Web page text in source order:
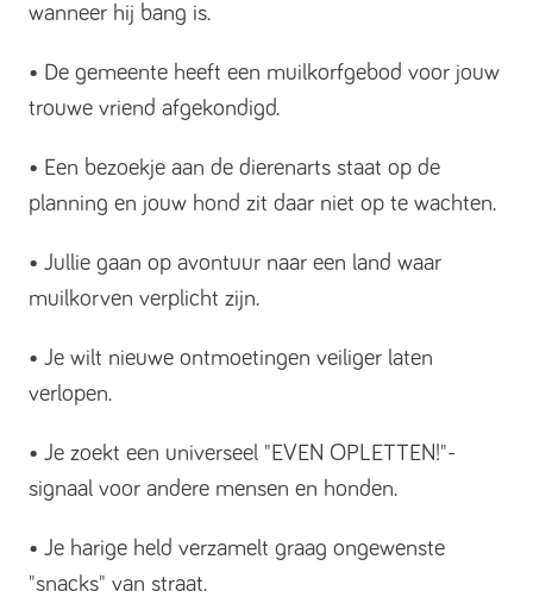
wanneer hij bang is.
• De gemeente heeft een muilkorfgebod voor jouw
trouwe vriend afgekondigd.
• Een bezoekje aan de dierenarts staat op de
planning en jouw hond zit daar niet op te wachten.
• Jullie gaan op avontuur naar een land waar
muilkorven verplicht zijn.
• Je wilt nieuwe ontmoetingen veiliger laten
verlopen.
• Je zoekt een universeel "EVEN OPLETTEN!"-
signaal voor andere mensen en honden.
• Je harige held verzamelt graag ongewenste
"snacks" van straat.